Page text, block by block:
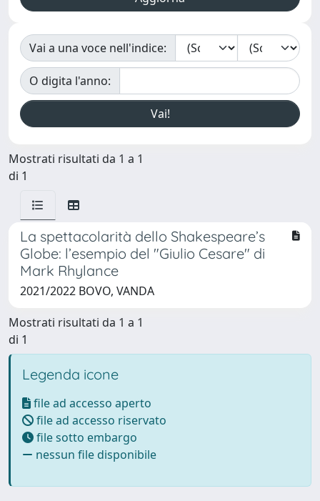
Vai a una voce nell'indice:
O digita l'anno:
Mostrati risultati da 1 a 1
di 1
La spettacolarità dello Shakespeare’s
Globe: l’esempio del "Giulio Cesare" di
Mark Rhylance
2021/2022 BOVO, VANDA
Mostrati risultati da 1 a 1
di 1
Legenda icone
file ad accesso aperto
file ad accesso riservato
file sotto embargo
nessun file disponibile